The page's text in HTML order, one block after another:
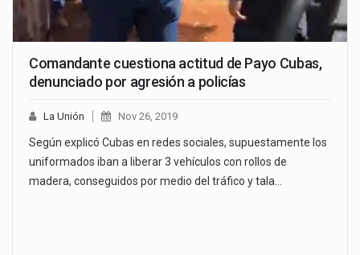
Comandante cuestiona actitud de Payo Cubas,
denunciado por agresión a policías
La Unión Nov 26, 2019
Según explicó Cubas en redes sociales, supuestamente los
uniformados iban a liberar 3 vehículos con rollos de
madera, conseguidos por medio del tráfico y tala…